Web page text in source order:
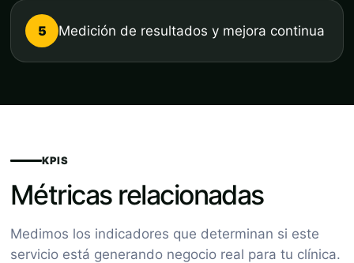
5 Medición de resultados y mejora continua
KPIS
Métricas relacionadas
Medimos los indicadores que determinan si este
servicio está generando negocio real para tu clínica.